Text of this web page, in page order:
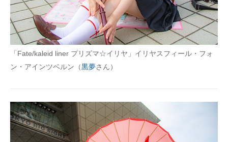
「Fate/kaleid liner プリズマ☆イリヤ」イリヤスフィール・フォ
ン・アインツベルン（黒夢さん）